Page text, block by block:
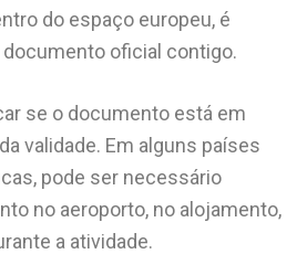
do espaço europeu, é
oficial contigo.
se o documento está em
validade. Em alguns países
pode ser necessário
no aeroporto, no alojamento,
a atividade.